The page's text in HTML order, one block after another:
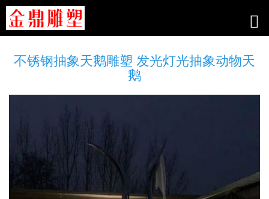
不锈钢抽象天鹅雕塑 发光灯光抽象动物天
鹅